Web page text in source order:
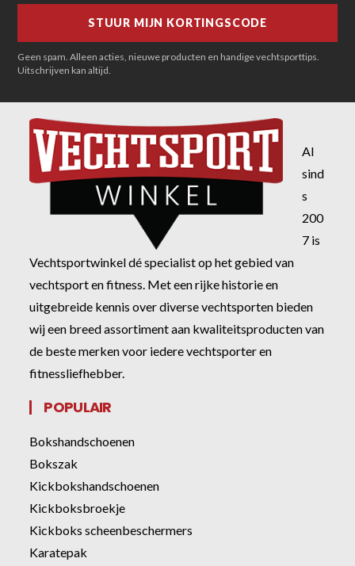
Geen spam. Alleen acties, nieuwe producten en handige vechtsporttips.
Uitschrijven kan altijd.
Al
sind
s
200
7 is
Vechtsportwinkel dé specialist op het gebied van
vechtsport en fitness. Met een rijke historie en
uitgebreide kennis over diverse vechtsporten bieden
wij een breed assortiment aan kwaliteitsproducten van
de beste merken voor iedere vechtsporter en
fitnessliefhebber.
POPULAIR
Bokshandschoenen
Bokszak
Kickbokshandschoenen
Kickboksbroekje
Kickboks scheenbeschermers
Karatepak